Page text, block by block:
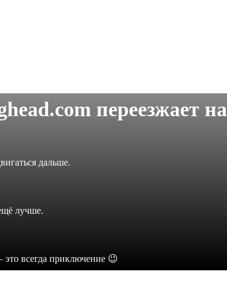
переезжает на
дальше.
лучше.
всегда приключение 😉